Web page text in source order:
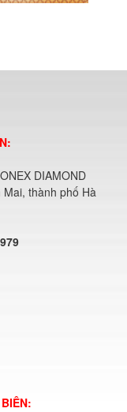
DIAMOND
thành phố Hà